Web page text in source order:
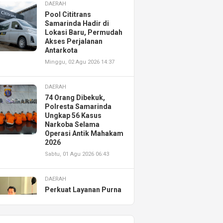
DAERAH
Pool Cititrans
Samarinda Hadir di
Lokasi Baru, Permudah
Akses Perjalanan
Antarkota
Minggu, 02 Agu 2026 14:37
DAERAH
74 Orang Dibekuk,
Polresta Samarinda
Ungkap 56 Kasus
Narkoba Selama
Operasi Antik Mahakam
2026
Sabtu, 01 Agu 2026 06:43
DAERAH
Perkuat Layanan Purna
Resmikan AHASS